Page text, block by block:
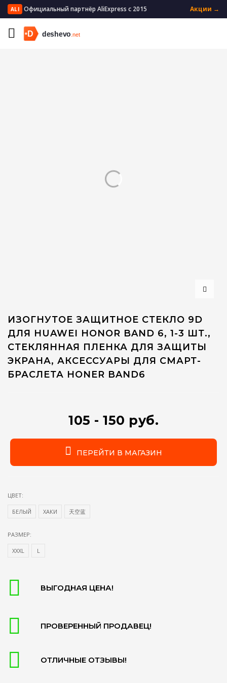
ALI Официальный партнёр AliExpress с 2015 Акции →
Главная Электроника
Смарт-аксессуары
ИЗОГНУТОЕ ЗАЩИТНОЕ СТЕКЛО 9D
ДЛЯ HUAWEI HONOR BAND 6, 1-3 ШТ.,
СТЕКЛЯННАЯ ПЛЕНКА ДЛЯ ЗАЩИТЫ
ЭКРАНА, АКСЕССУАРЫ ДЛЯ СМАРТ-
БРАСЛЕТА HONER BAND6
105 - 150 руб.
ПЕРЕЙТИ В МАГАЗИН
ЦВЕТ:
БЕЛЫЙ ХАКИ 天空蓝
РАЗМЕР:
XXXL L
ВЫГОДНАЯ ЦЕНА!
ПРОВЕРЕННЫЙ ПРОДАВЕЦ!
ОТЛИЧНЫЕ ОТЗЫВЫ!